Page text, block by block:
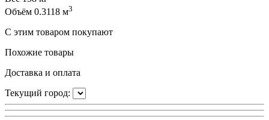
Объём 0.3118 м3
С этим товаром покупают
Похожие товары
Доставка и оплата
Текущий город: